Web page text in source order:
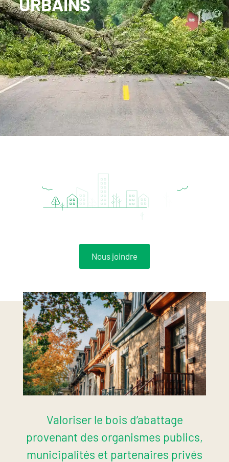
Nous joindre
MISSION
Valoriser le bois d’abattage
provenant des organismes publics,
municipalités et partenaires privés